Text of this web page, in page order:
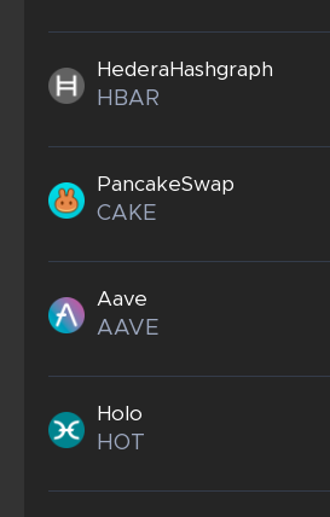
HederaHashgraph
HBAR
PancakeSwap
CAKE
Aave
AAVE
Holo
HOT